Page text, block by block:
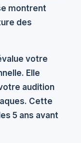
montrent
des
votre
Elle
audition
Cette
5 ans avant